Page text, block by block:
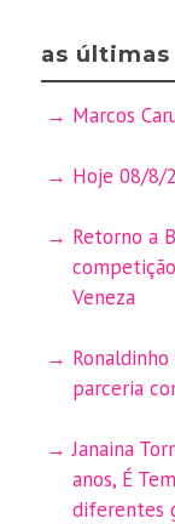
as últimas
Marcos
Hoje 08/8/
Retorno a
Veneza
parceria
Janaina
anos, É
diferentes